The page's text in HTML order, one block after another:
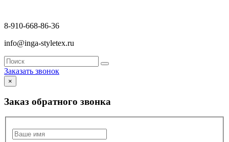
8-910-668-86-36
info@inga-styletex.ru
Заказать звонок
×
Заказ обратного звонка